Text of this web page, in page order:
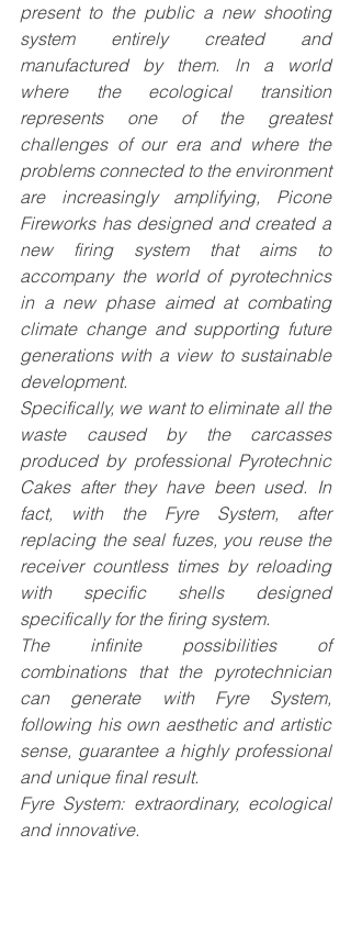
present to the public a new shooting
system entirely created and
manufactured by them. ln a world
where the ecological transition
represents one of the greatest
challenges of our era and where the
problems connected to the environment
are increasingly amplifying, Picone
Fireworks has designed and created a
new firing system that aims to
accompany the world of pyrotechnics
in a new phase aimed at combating
climate change and supporting future
generations with a view to sustainable
development.
Specifically, we want to eliminate all the
waste caused by the carcasses
produced by professional Pyrotechnic
Cakes after they have been used. In
fact, with the Fyre System, after
replacing the seal fuzes, you reuse the
receiver countless times by reloading
with specific shells designed
specifically for the firing system.
The infinite possibilities of
combinations that the pyrotechnician
can generate with Fyre System,
following his own aesthetic and artistic
sense, guarantee a highly professional
and unique final result.
Fyre System: extraordinary, ecological
and innovative.